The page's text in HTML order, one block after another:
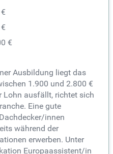
€
Ausbildung liegt das
1.900 und 2.800 €
Lohn ausfällt, richtet sich
Eine gute
innen
während der
erwerben. Unter
Europaassistent/in